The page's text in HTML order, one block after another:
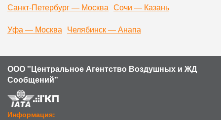
Санкт-Петербург — Москва Сочи — Казань
Уфа — Москва Челябинск — Анапа
ООО "Центральное Агентство Воздушных и ЖД
Сообщений"
Информация: